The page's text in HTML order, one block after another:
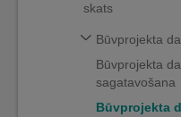
skats
Būvprojekta
Būvprojekta
sagatavošana
Būvprojekta